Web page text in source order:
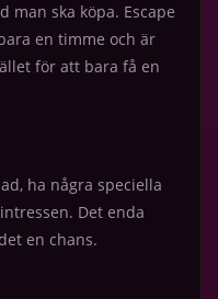
man ska köpa. Escape
en timme och är
för att bara få en
ha några speciella
Det enda
en chans.